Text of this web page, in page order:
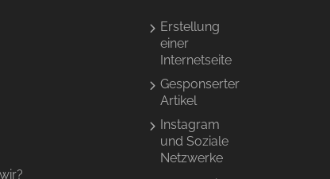
Erstellung
einer
Internetseite
Gesponserter
Artikel
Instagram
und Soziale
Netzwerke